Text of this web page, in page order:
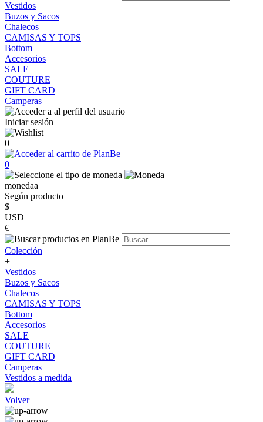
Vestidos
Buzos y Sacos
Chalecos
CAMISAS Y TOPS
Bottom
Accesorios
SALE
COUTURE
GIFT CARD
Camperas
Iniciar sesión
0
0
monedaa
Según producto
$
USD
€
Colección
+
Vestidos
Buzos y Sacos
Chalecos
CAMISAS Y TOPS
Bottom
Accesorios
SALE
COUTURE
GIFT CARD
Camperas
Vestidos a medida
Volver